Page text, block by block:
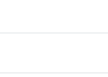
プレストII